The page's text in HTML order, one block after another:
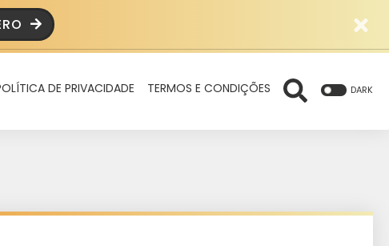
DE PRIVACIDADE TERMOS E CONDIÇÕES DARK